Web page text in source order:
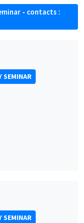
- contacts :
SEMINAR
SEMINAR